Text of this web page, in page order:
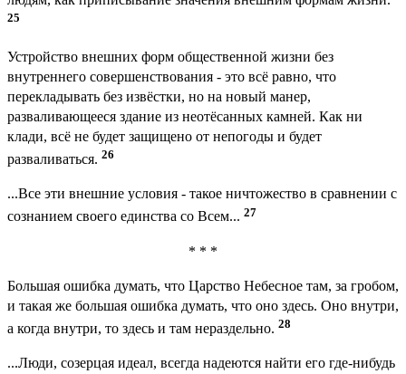
25
Устройство внешних форм общественной жизни без
внутреннего совершенствования - это всё равно, что
перекладывать без извёстки, но на новый манер,
разваливающееся здание из неотёсанных камней. Как ни
клади, всё не будет защищено от непогоды и будет
разваливаться. 26
...Все эти внешние условия - такое ничтожество в сравнении с
сознанием своего единства со Всем... 27
* * *
Большая ошибка думать, что Царство Небесное там, за гробом,
и такая же большая ошибка думать, что оно здесь. Оно внутри,
а когда внутри, то здесь и там нераздельно. 28
...Люди, созерцая идеал, всегда надеются найти его где-нибудь